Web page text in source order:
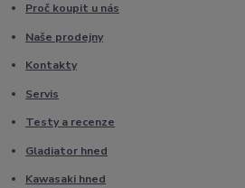
Proč koupit u nás
Naše prodejny
Kontakty
Servis
Testy a recenze
Gladiator hned
Kawasaki hned